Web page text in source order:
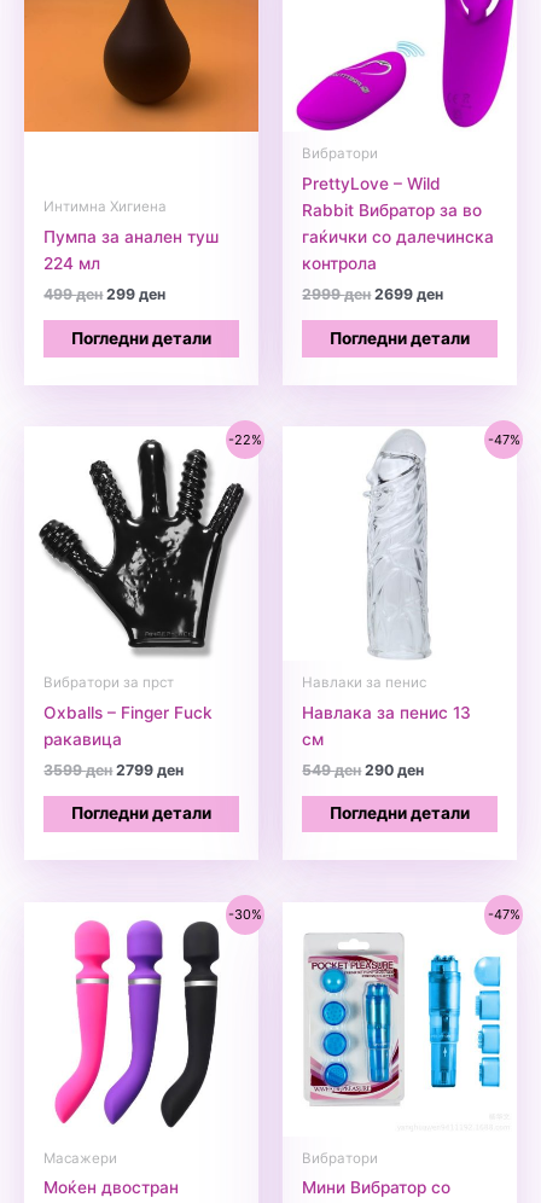
Интимна Хигиена
Пумпа за анален туш
224 мл
499денOriginal
was:
499 ден.
299денCurrent
is:
299 ден.
Погледни детали
Вибратори
PrettyLove – Wild
Rabbit Вибратор за во
гаќички со далечинска
контрола
2999денOriginal
was:
2999 ден.
2699денCurrent
is:
Погледни детали
-22%
Вибратори за прст
Oxballs – Finger Fuck
ракавица
3599денOriginal
was:
3599 ден.
2799денCurrent
is:
Погледни детали
-47%
Навлаки за пенис
Навлака за пенис 13
см
549денOriginal
was:
549 ден.
290денCurrent
is:
290 ден.
Погледни детали
-30%
Масажери
Моќен двостран
-47%
Вибратори
Мини Вибратор со